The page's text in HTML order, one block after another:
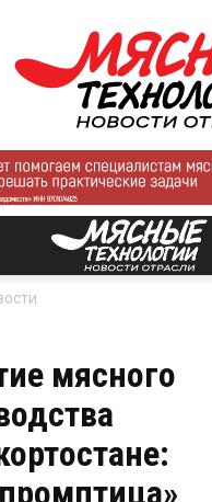
|
мясного